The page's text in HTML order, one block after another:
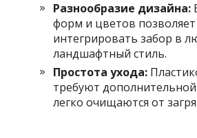
Разнообразие дизайна:
форм и цветов позволяет
интегрировать забор в
ландшафтный стиль.
Простота ухода:
требуют
легко очищаются от